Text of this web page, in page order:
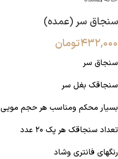
سنجاق سر (عمده)
۴۳۲,۰۰۰تومان
سنجاق سر
سنجاقک بغل سر
بسیار محکم و‌مناسب هر حجم مویی
تعداد سنجاقک هر پک ۲۰ عدد
رنگهای فانتری و‌شاد